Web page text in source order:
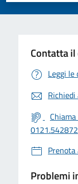
Contatta
Leggi
0121.542872
Problemi